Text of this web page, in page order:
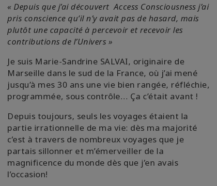
SEARCH
« Depuis que j’ai découvert Access Consciousness j’ai
pris conscience qu’il n’y avait pas de hasard, mais
plutôt une capacité à percevoir et recevoir les
contributions de l’Univers »
Je suis Marie-Sandrine SALVAI, originaire de
Marseille dans le sud de la France, où j’ai mené
jusqu’à mes 30 ans une vie bien rangée, réfléchie,
programmée, sous contrôle… Ça c’était avant !
Depuis toujours, seuls les voyages étaient la
partie irrationnelle de ma vie: dès ma majorité
c’est à travers de nombreux voyages que je
partais sillonner et m’émerveiller de la
magnificence du monde dès que j’en avais
l’occasion!